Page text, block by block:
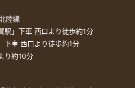
陸線
駅」下車 西口より徒歩約1分
下車 西口より徒歩約1分
り約10分